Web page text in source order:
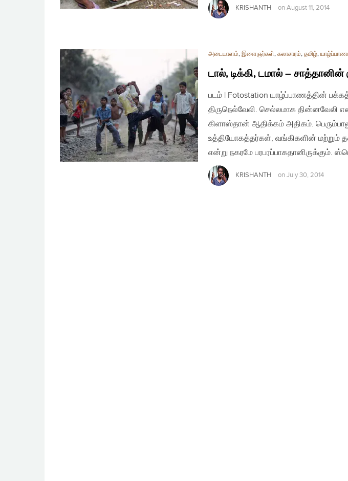
KRISHANTH on August 11, 2014
அடையாளம், இளைஞர்கள், கலாசாரம், தமிழ்,
டால், டிக்கி, டமால் –
படம் | Fotostation யாழ்ப்பாணத்தின்
திருநெல்வேலி. செல்லமாக தின்னவேலி
கிளாஸ்தான் ஆதிக்கம் அதிகம்.
உத்தியோகத்தர்கள், வங்கிகளின் மற்றும்
என்று நகரமே பரபரப்பாகதானிருக்கும்.
KRISHANTH on July 30, 2014